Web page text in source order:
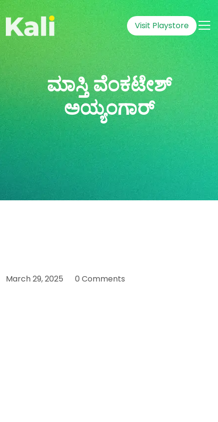
Visit Playstore
ಮಾಸ್ತಿ ವೆಂಕಟೇಶ್
ಅಯ್ಯಂಗಾರ್
March 29, 2025 0 Comments